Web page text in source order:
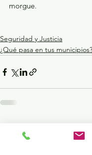
morgue.
Seguridad y Justicia
¿Qué pasa en tus municipios?
Entradas recientes